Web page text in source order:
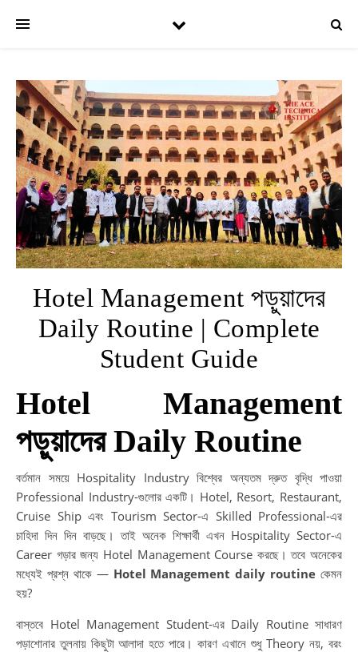
Hotel Management পড়ুয়াদের
Daily Routine | Complete
Student Guide
Hotel Management
পড়ুয়াদের Daily Routine
বর্তমান সময়ে Hospitality Industry বিশ্বের অন্যতম দ্রুত বৃদ্ধি পাওয়া
Professional Industry-গুলোর একটি। Hotel, Resort, Restaurant,
Cruise Ship এবং Tourism Sector-এ Skilled Professional-এর
চাহিদা দিন দিন বাড়ছে। তাই অনেক শিক্ষার্থী এখন Hospitality Sector-এ
Career গড়ার জন্য Hotel Management Course করছে। তবে অনেকের
মধ্যেই প্রশ্ন থাকে — Hotel Management daily routine কেমন
হয়?
বাস্তবে Hotel Management Student-এর Daily Routine সাধারণ
পড়াশোনার তুলনায় কিছুটা আলাদা হতে পারে। কারণ এখানে শুধু Theory নয়, বরং